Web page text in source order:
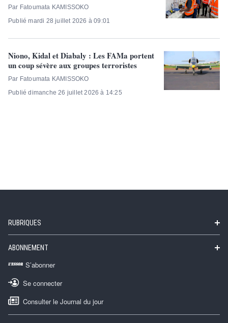
Par Fatoumata KAMISSOKO
Publié mardi 28 juillet 2026 à 09:01
Niono, Kidal et Diabaly : Les FAMa portent
un coup sévère aux groupes terroristes
Par Fatoumata KAMISSOKO
Publié dimanche 26 juillet 2026 à 14:25
RUBRIQUES
ABONNEMENT
S’abonner
Se connecter
Consulter le Journal du jour